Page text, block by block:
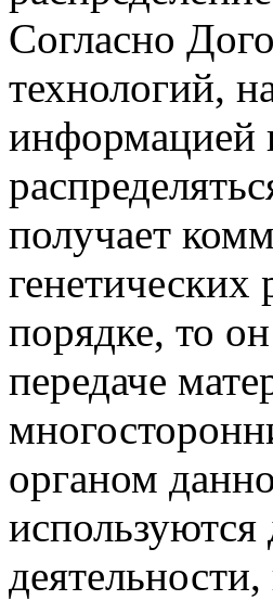
Согласно
технологий,
информацией
получает
порядке, то
передаче
органом